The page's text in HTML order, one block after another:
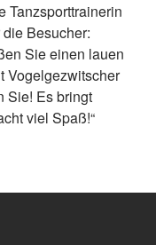
Tanzsporttrainerin
Besucher:
Sie einen lauen
Vogelgezwitscher
Sie! Es bringt
viel Spaß!“